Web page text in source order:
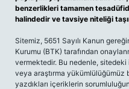
benzerlikleri tamamen
halindedir ve tavsiye niteliği
Sitemiz, 5651 Sayılı Kanun
Kurumu (BTK) tarafından
vermektedir. Bu nedenle,
veya araştırma yükümlülüğümüz
yazdıkları içeriklerin